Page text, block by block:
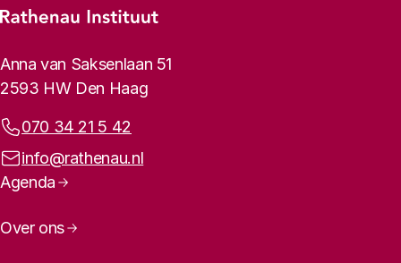
Footer-menu
Rathenau logo, naar de homepage
Contactinformatie
Anna van Saksenlaan 51
2593 HW Den Haag
Telefoonnummer:
070 34 21 5 42
E-mailadres:
info@rathenau.nl
Paginanavigatie
Agenda
Over ons